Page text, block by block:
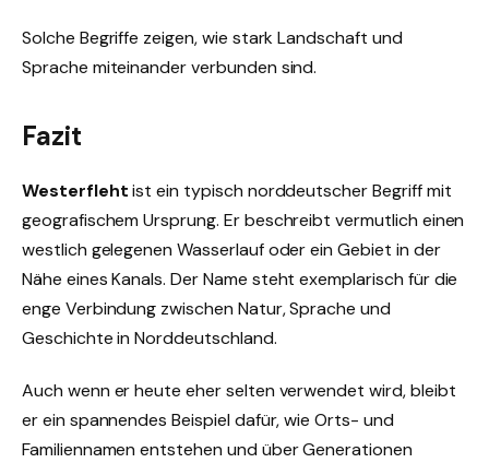
Solche Begriffe zeigen, wie stark Landschaft und
Sprache miteinander verbunden sind.
Fazit
Westerflehtist ein typisch norddeutscher Begriff mit
geografischem Ursprung. Er beschreibt vermutlich einen
westlich gelegenen Wasserlauf oder ein Gebiet in der
Nähe eines Kanals. Der Name steht exemplarisch für die
enge Verbindung zwischen Natur, Sprache und
Geschichte in Norddeutschland.
Auch wenn er heute eher selten verwendet wird, bleibt
er ein spannendes Beispiel dafür, wie Orts- und
Familiennamen entstehen und über Generationen